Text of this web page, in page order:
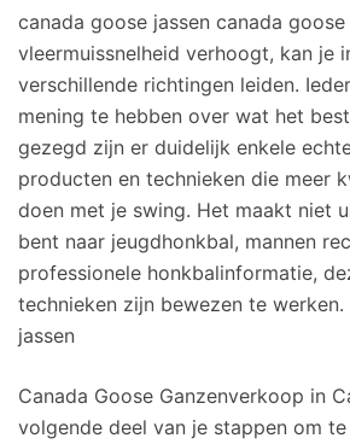
canada goose jassen canada
vleermuissnelheid verhoogt, kan je
verschillende richtingen leiden.
mening te hebben over wat het
gezegd zijn er duidelijk enkele
producten en technieken die meer
doen met je swing. Het maakt niet
bent naar jeugdhonkbal, mannen
professionele honkbalinformatie,
technieken zijn bewezen te
jassen
Canada Goose Ganzenverkoop in
volgende deel van je stappen om